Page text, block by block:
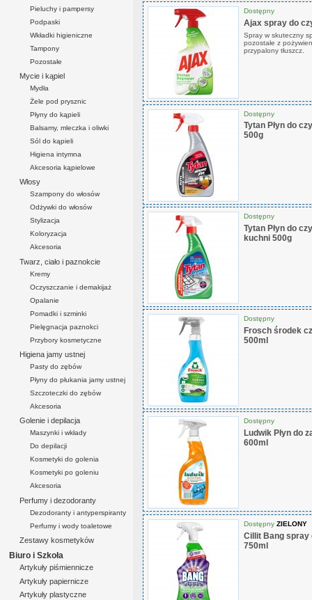
Pieluchy i pampersy
Podpaski
Wkładki higieniczne
Tampony
Pozostałe
Mycie i kąpiel
Mydła
Żele pod prysznic
Płyny do kąpieli
Balsamy, mleczka i oliwki
Sól do kąpieli
Higiena intymna
Akcesoria kąpielowe
Włosy
Szampony do włosów
Odżywki do włosów
Stylizacja
Koloryzacja
Akcesoria
Twarz, ciało i paznokcie
Kremy
Oczyszczanie i demakijaż
Opalanie
Pomadki i szminki
Pielęgnacja paznokci
Przybory kosmetyczne
Higiena jamy ustnej
Pasty do zębów
Płyny do płukania jamy ustnej
Szczoteczki do zębów
Akcesoria
Golenie i depilacja
Maszynki i wkłady
Do depilacji
Kosmetyki do golenia
Kosmetyki po goleniu
Akcesoria
Perfumy i dezodoranty
Dezodoranty i antyperspiranty
Perfumy i wody toaletowe
Zestawy kosmetyków
Biuro i Szkoła
Artykuły piśmiennicze
Artykuły papiernicze
Artykuły plastyczne
Dostępny
Ajax spray do
Spray w skuteczny
pozostałe z
przypalony tłuszcz.
Dostępny
Tytan Płyn do
500g
Dostępny
Tytan Płyn do
kuchni 500g
Dostępny
Frosch środek
500ml
Dostępny
Ludwik Płyn do
600ml
Dostępny ZIELONY
Cillit Bang spray
750ml